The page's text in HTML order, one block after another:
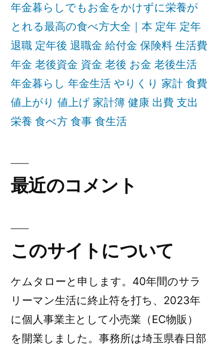
年金暮らしでもお金をかけずに栄養が
とれる最高の食べ方大全｜本 定年 定年
退職 定年後 退職金 給付金 保険料 生活費
年金 老後資金 資金 老後 お金 老後生活
年金暮らし 年金生活 やりくり 家計 食費
値上がり 値上げ 家計簿 健康 出費 支出
栄養 食べ方 食事 食生活
最近のコメント
このサイトについて
ケムタローと申します。40年間のサラ
リーマン生活に終止符を打ち、2023年
に個人事業主として小売業（EC物販）
を開業しました。事務所は埼玉県春日部